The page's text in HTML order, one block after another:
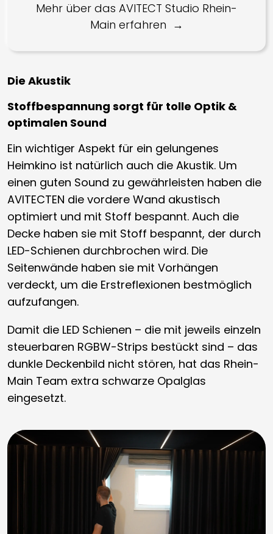
Mehr über das AVITECT Studio Rhein-
Main erfahren
Die Akustik
Stoffbespannung sorgt für tolle Optik &
optimalen Sound
Ein wichtiger Aspekt für ein gelungenes
Heimkino ist natürlich auch die Akustik. Um
einen guten Sound zu gewährleisten haben die
AVITECTEN die vordere Wand akustisch
optimiert und mit Stoff bespannt. Auch die
Decke haben sie mit Stoff bespannt, der durch
LED-Schienen durchbrochen wird. Die
Seitenwände haben sie mit Vorhängen
verdeckt, um die Erstreflexionen bestmöglich
aufzufangen.
Damit die LED Schienen – die mit jeweils einzeln
steuerbaren RGBW-Strips bestückt sind – das
dunkle Deckenbild nicht stören, hat das Rhein-
Main Team extra schwarze Opalglas
eingesetzt.